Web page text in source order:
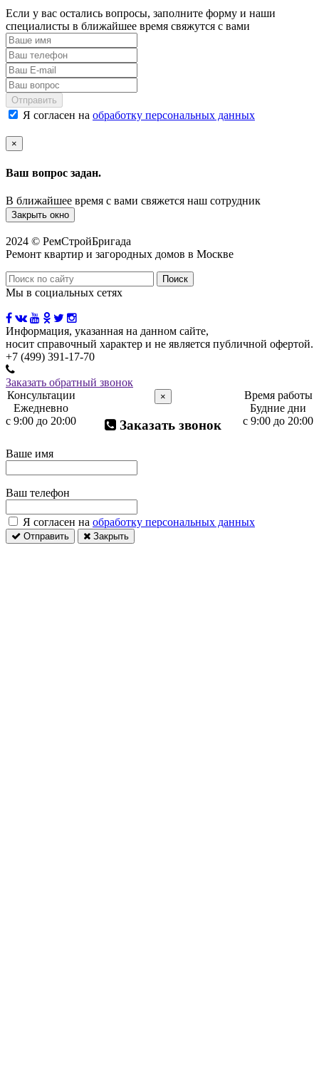
Если у вас остались вопросы, заполните форму и наши
специалисты в ближайшее время свяжутся с вами
Отправить
Я согласен на обработку персональных данных
×
Ваш вопрос задан.
В ближайшее время с вами свяжется наш сотрудник
Закрыть окно
2024 © РемСтройБригада
Ремонт квартир и загородных домов в Москве
Мы в социальных сетях
Информация, указанная на данном сайте,
носит справочный характер и не является публичной офертой.
+7 (499) 391-17-70
Заказать обратный звонок
Консультации
Ежедневно
с 9:00 до 20:00
Время работы
Будние дни
с 9:00 до 20:00
×
Заказать звонок
Ваше имя
Ваш телефон
Я согласен на обработку персональных данных
Отправить Закрыть